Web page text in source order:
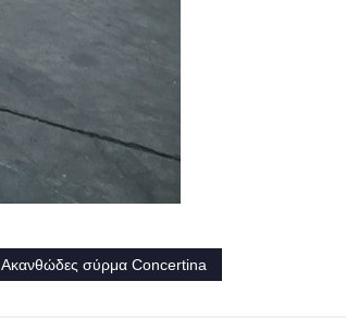
Ακανθώδες σύρμα Concertina